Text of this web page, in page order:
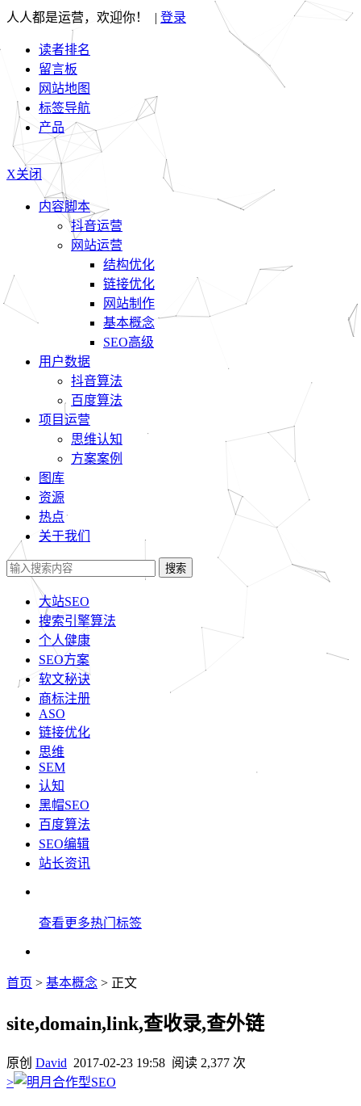
人人都是运营，欢迎你！ | 登录
读者排名
留言板
网站地图
标签导航
产品
X关闭
内容脚本
抖音运营
网站运营
结构优化
链接优化
网站制作
基本概念
SEO高级
用户数据
抖音算法
百度算法
项目运营
思维认知
方案案例
图库
资源
热点
关于我们
搜索
大站SEO
搜索引擎算法
个人健康
SEO方案
软文秘诀
商标注册
ASO
链接优化
思维
SEM
认知
黑帽SEO
百度算法
SEO编辑
站长资讯
查看更多热门标签
首页 > 基本概念 > 正文
site,domain,link,查收录,查外链
原创 David 2017-02-23 19:58 阅读 2,377 次
>